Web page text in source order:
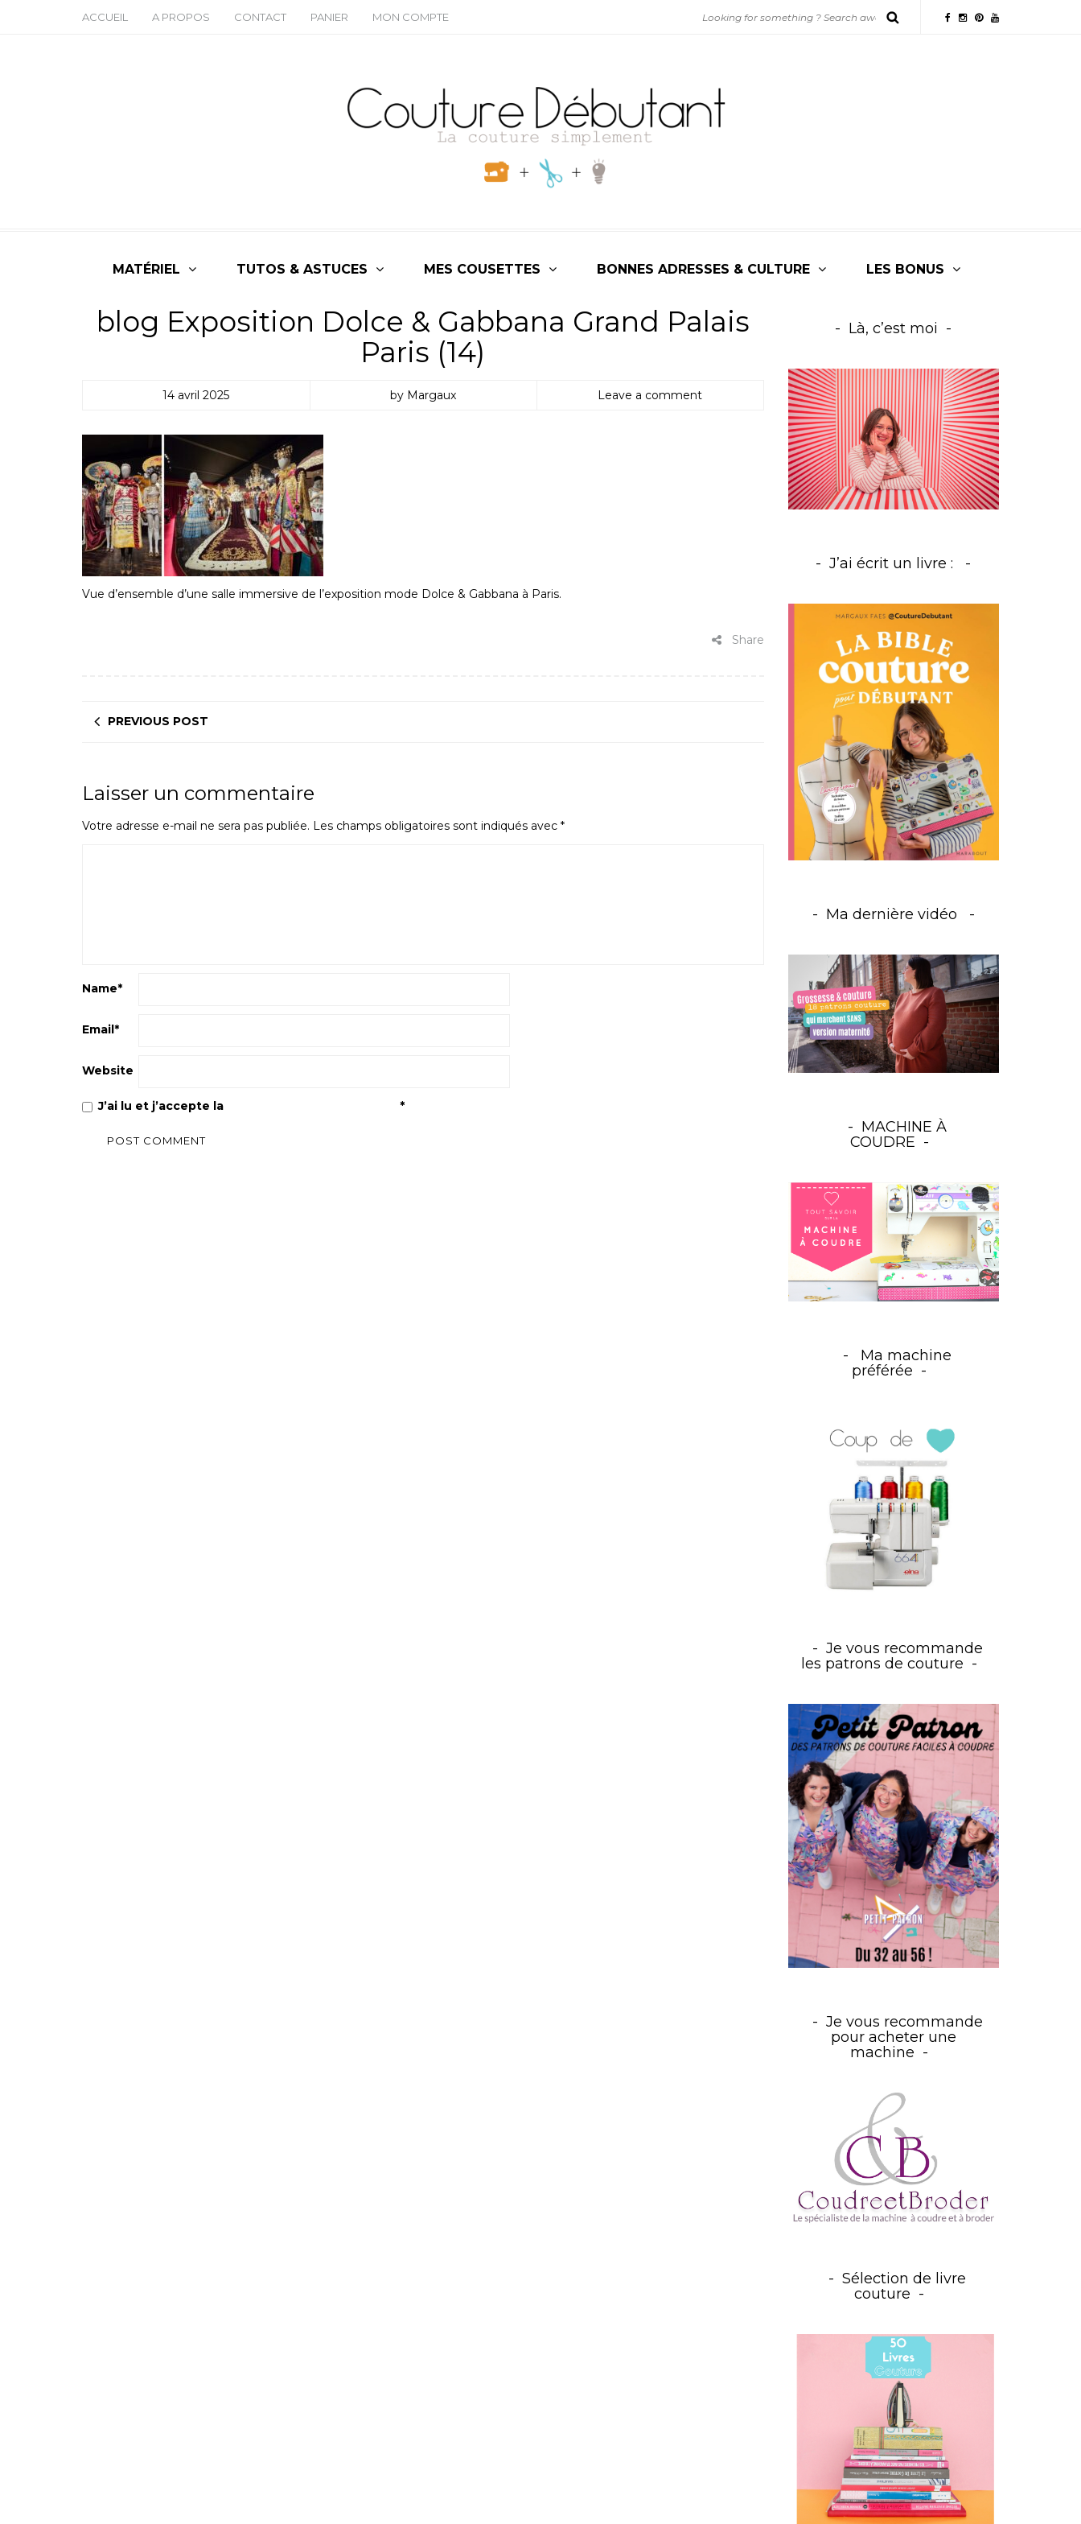
ACCUEIL A PROPOS CONTACT PANIER MON COMPTE
MATÉRIEL TUTOS & ASTUCES MES COUSETTES BONNES ADRESSES & CULTURE LES BONUS
blog Exposition Dolce & Gabbana Grand Palais
Paris (14)
14 avril 2025 by Margaux Leave a comment
Vue d’ensemble d’une salle immersive de l’exposition mode Dolce & Gabbana à Paris.
Share
PREVIOUS POST
Laisser un commentaire
Votre adresse e-mail ne sera pas publiée. Les champs obligatoires sont indiqués avec *
Name*
Email*
Website
J’ai lu et j’accepte la *
Là, c’est moi
J’ai écrit un livre :
Ma dernière vidéo
MACHINE À
COUDRE
Ma machine
préférée
Je vous recommande
les patrons de couture
Je vous recommande
pour acheter une
machine
Sélection de livre
couture